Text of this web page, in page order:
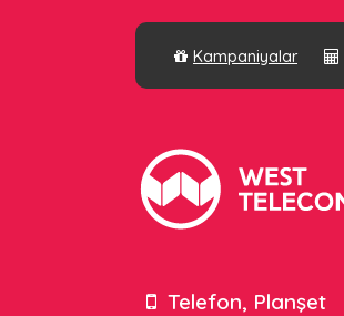
Kampaniyalar
Telefon, Planşet